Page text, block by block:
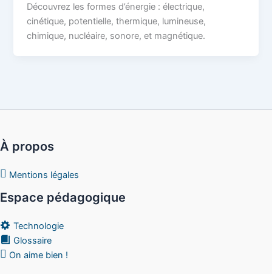
Découvrez les formes d’énergie : électrique,
cinétique, potentielle, thermique, lumineuse,
chimique, nucléaire, sonore, et magnétique.
À propos
Mentions légales
Espace pédagogique
Technologie
Glossaire
On aime bien !